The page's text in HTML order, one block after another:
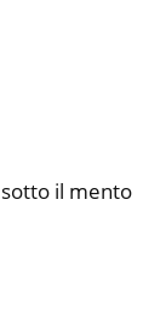
il mento